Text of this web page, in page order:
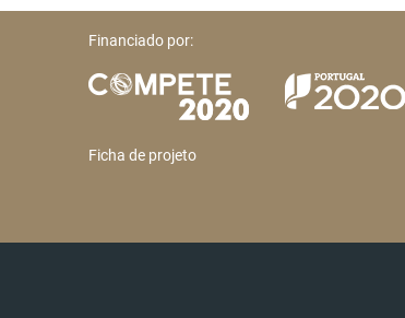
Financiado por:
Ficha de projeto